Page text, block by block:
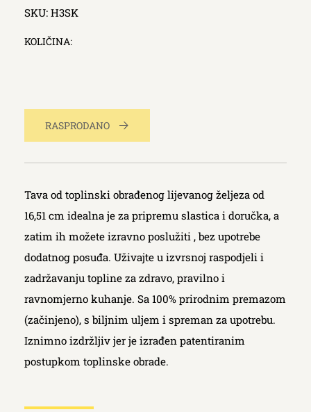
SKU: H3SK
KOLIČINA:
RASPRODANO
Tava od toplinski obrađenog lijevanog željeza od
16,51 cm idealna je za pripremu slastica i doručka, a
zatim ih možete izravno poslužiti , bez upotrebe
dodatnog posuđa. Uživajte u izvrsnoj raspodjeli i
zadržavanju topline za zdravo, pravilno i
ravnomjerno kuhanje. Sa 100% prirodnim premazom
(začinjeno), s biljnim uljem i spreman za upotrebu.
Iznimno izdržljiv jer je izrađen patentiranim
postupkom toplinske obrade.